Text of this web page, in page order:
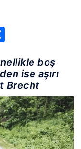
boş
ise aşırı
Brecht